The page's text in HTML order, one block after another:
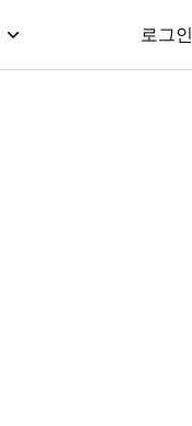
로그인